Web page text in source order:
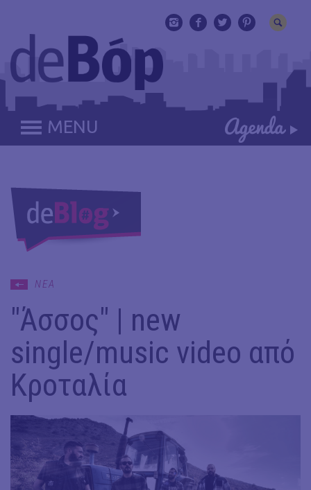
MENU
ΝΕΑ
"Άσσος" | new
single/music video από
Κροταλία